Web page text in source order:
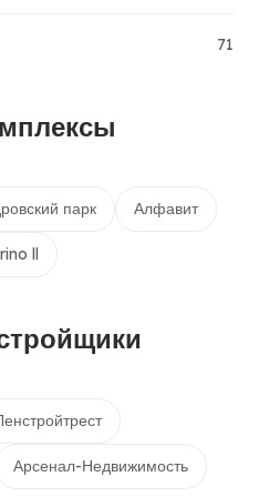
71
парк Алфавит
ll
Арсенал-Недвижимость